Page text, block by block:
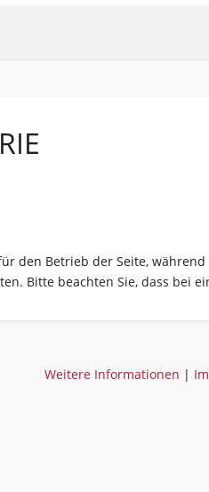
den Betrieb der Seite,
Bitte beachten Sie, dass
Weitere Informationen |